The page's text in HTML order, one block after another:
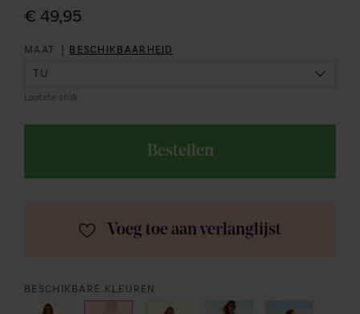
€ 49,95
MAAT | BESCHIKBAARHEID
Laatste stuk
BESCHIKBARE KLEUREN
Bestellen
Voeg toe aan verlanglijst